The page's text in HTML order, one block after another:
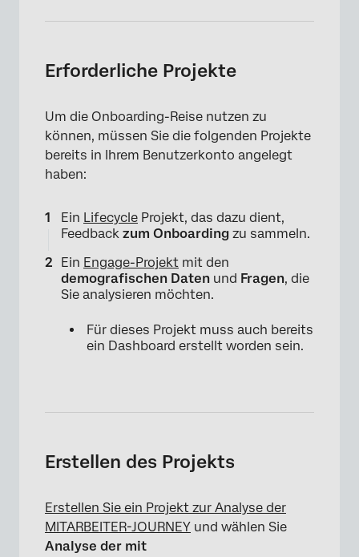
Erforderliche Projekte
Um die Onboarding-Reise nutzen zu
können, müssen Sie die folgenden Projekte
bereits in Ihrem Benutzerkonto angelegt
haben:
Ein Lifecycle Projekt, das dazu dient,
Feedback zum Onboarding zu sammeln.
Ein Engage-Projekt mit den
demografischen Daten und Fragen, die
Sie analysieren möchten.
Für dieses Projekt muss auch bereits
ein Dashboard erstellt worden sein.
Erstellen des Projekts
Erstellen Sie ein Projekt zur Analyse der
MITARBEITER-JOURNEY und wählen Sie
Analyse der mit